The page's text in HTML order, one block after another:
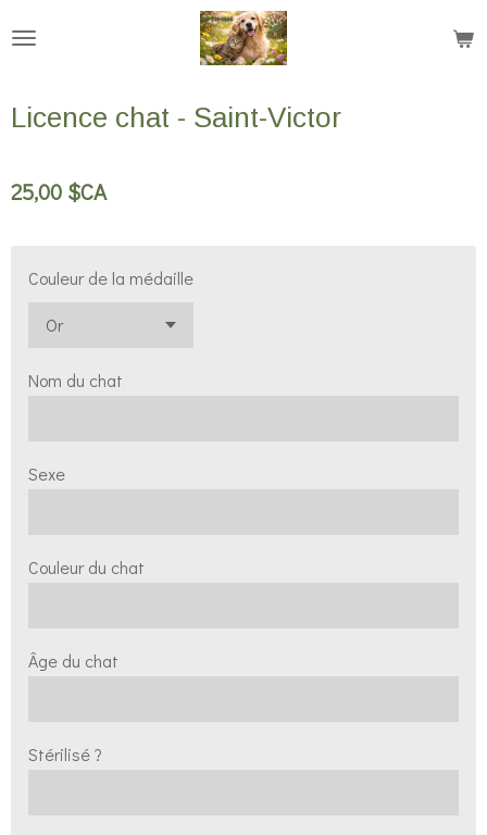
principal
Licence chat - Saint-Victor
25,00 $CA
Couleur de la médaille
Nom du chat
Sexe
Couleur du chat
Âge du chat
Stérilisé ?